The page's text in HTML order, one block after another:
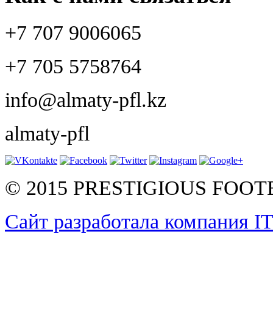
+7 707 9006065
+7 705 5758764
info@almaty-pfl.kz
almaty-pfl
© 2015 PRESTIGIOUS
Сайт разработала компания